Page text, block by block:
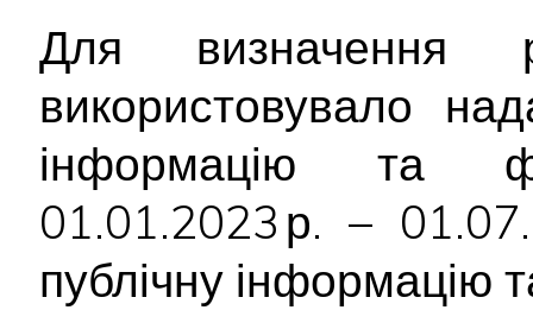
Для визначення
використовувало
інформацію та
01.01.2023 р. –
публічну інформацію